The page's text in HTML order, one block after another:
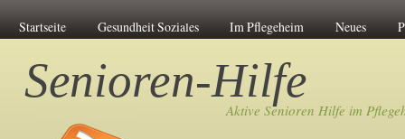
Startseite Gesundheit Soziales Im Pflegeheim Neues
Senioren-Hilfe
Aktive Senioren Hilfe im